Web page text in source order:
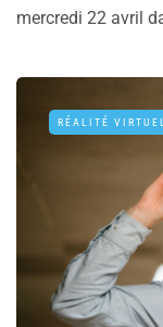
mercredi 22 avril
RÉALITÉ